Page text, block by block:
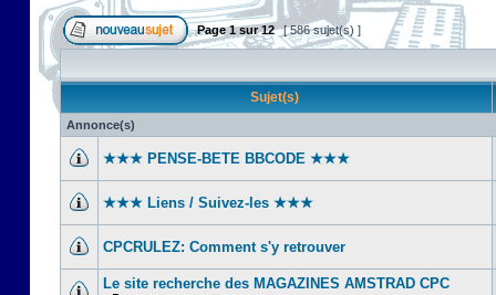
Page1sur12 [ 586 sujet(s) ]
Sujet(s)
Annonce(s)
★★★ PENSE-BETE BBCODE ★★★
★★★ Liens / Suivez-les ★★★
CPCRULEZ: Comment s'y retrouver‎
Le site recherche des MAGAZINES AMSTRAD CPC